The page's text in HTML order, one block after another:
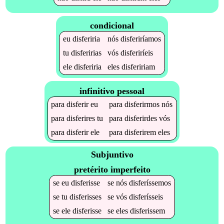
condicional
eu disferiria nós disferiríamos
tu disferirias vós disferiríeis
ele disferiria eles disfeririam
infinitivo pessoal
paradisferireu paradisferirmos nós
paradisferires tu paradisferirdes vós
paradisferirele paradisferirem eles
Subjuntivo
pretérito imperfeito
se eu disferisse se nós disferíssemos
se tu disferisses se vós disferísseis
se ele disferisse se eles disferissem